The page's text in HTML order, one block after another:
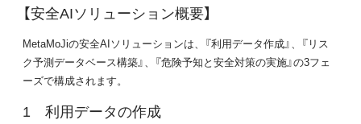
【安全AIソリューション概要】
MetaMoJiの安全AIソリューションは、『利用データ作成』、『リス
ク予測データベース構築』、『危険予知と安全対策の実施』の3フェ
ーズで構成されます。
利用データの作成